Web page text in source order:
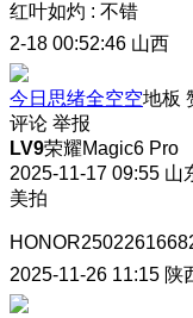
红叶如灼 : 不错
2-18 00:52:46 山西
今日思绪全空空地板
评论 举报
LV9荣耀Magic6 Pro
2025-11-17 09:55 山
美拍
2025-11-26 11:15 陕